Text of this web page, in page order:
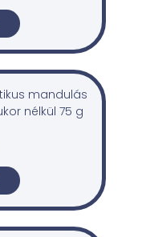
mandulás
nélkül 75 g